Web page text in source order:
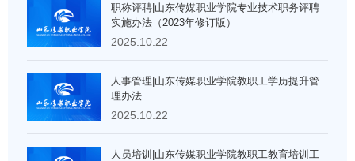
职称评聘|山东传媒职业学院专业技术职务评聘
实施办法（2023年修订版）
2025.10.22
人事管理|山东传媒职业学院教职工学历提升管
理办法
2025.10.22
人员培训|山东传媒职业学院教职工教育培训工